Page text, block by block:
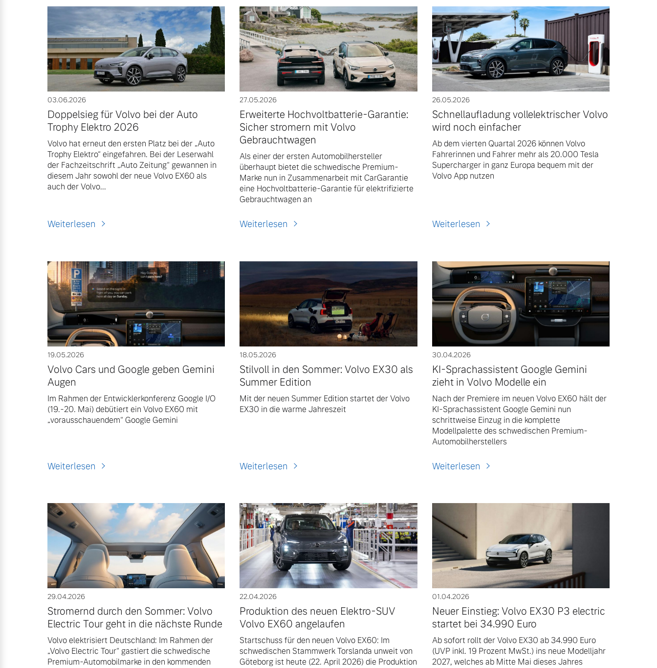
03.06.2026
Doppelsieg für Volvo bei der Auto
Trophy Elektro 2026
Volvo hat erneut den ersten Platz bei der „Auto
Trophy Elektro“ eingefahren. Bei der Leserwahl
der Fachzeitschrift „Auto Zeitung“ gewannen in
diesem Jahr sowohl der neue Volvo EX60 als
auch der Volvo...
Weiterlesen
27.05.2026
Erweiterte Hochvoltbatterie-Garantie:
Sicher stromern mit Volvo
Gebrauchtwagen
Als einer der ersten Automobilhersteller
überhaupt bietet die schwedische Premium-
Marke nun in Zusammenarbeit mit CarGarantie
eine Hochvoltbatterie-Garantie für elektrifizierte
Gebrauchtwagen an
Weiterlesen
26.05.2026
Schnellaufladung vollelektrischer Volvo
wird noch einfacher
Ab dem vierten Quartal 2026 können Volvo
Fahrerinnen und Fahrer mehr als 20.000 Tesla
Supercharger in ganz Europa bequem mit der
Volvo App nutzen
Weiterlesen
19.05.2026
Volvo Cars und Google geben Gemini
Augen
Im Rahmen der Entwicklerkonferenz Google I/O
(19.-20. Mai) debütiert ein Volvo EX60 mit
„vorausschauendem“ Google Gemini
Weiterlesen
18.05.2026
Stilvoll in den Sommer: Volvo EX30 als
Summer Edition
Mit der neuen Summer Edition startet der Volvo
EX30 in die warme Jahreszeit
Weiterlesen
30.04.2026
KI-Sprachassistent Google Gemini
zieht in Volvo Modelle ein
Nach der Premiere im neuen Volvo EX60 hält der
KI-Sprachassistent Google Gemini nun
schrittweise Einzug in die komplette
Modellpalette des schwedischen Premium-
Automobilherstellers
Weiterlesen
29.04.2026
Stromernd durch den Sommer: Volvo
Electric Tour geht in die nächste Runde
Volvo elektrisiert Deutschland: Im Rahmen der
„Volvo Electric Tour“ gastiert die schwedische
Premium-Automobilmarke in den kommenden
22.04.2026
Produktion des neuen Elektro-SUV
Volvo EX60 angelaufen
Startschuss für den neuen Volvo EX60: Im
schwedischen Stammwerk Torslanda unweit von
Göteborg ist heute (22. April 2026) die Produktion
01.04.2026
Neuer Einstieg: Volvo EX30 P3 electric
startet bei 34.990 Euro
Ab sofort rollt der Volvo EX30 ab 34.990 Euro
(UVP inkl. 19 Prozent MwSt.) ins neue Modelljahr
2027, welches ab Mitte Mai dieses Jahres